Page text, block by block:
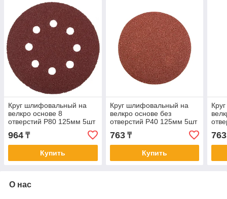
Круг шлифовальный на
велкро основе 8
отверстий Р80 125мм 5шт
ЗУБР МАСТЕР 35562-125-
080
964 ₸
Купить
Круг шлифовальный на
велкро основе без
отверстий Р40 125мм 5шт
STAYER MASTER 35453-
125-040
763₸
Купить
763
О нас